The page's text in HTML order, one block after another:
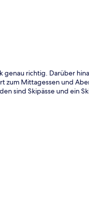
richtig. Darüber
zum Mittagessen und
sind Skipässe und ein